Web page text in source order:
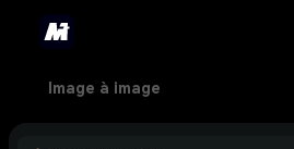
Image à image